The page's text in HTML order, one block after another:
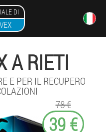
DI
A RIETI
E PER IL RECUPERO
78 €
39 €